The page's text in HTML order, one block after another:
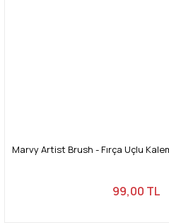
Marvy Artist Brush - Fırça Uçlu
99,00 TL